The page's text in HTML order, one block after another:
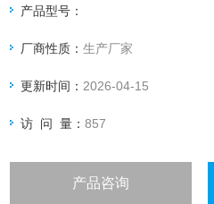
产品型号：
厂商性质：生产厂家
更新时间： 2026-04-15
访 问 量：857
产品咨询